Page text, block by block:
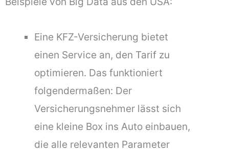
Eine KFZ-Versicherung bietet
einen Service an, den Tarif zu
optimieren. Das funktioniert
folgendermaßen: Der
Versicherungsnehmer lässt sich
eine kleine Box ins Auto einbauen,
die alle relevanten Parameter